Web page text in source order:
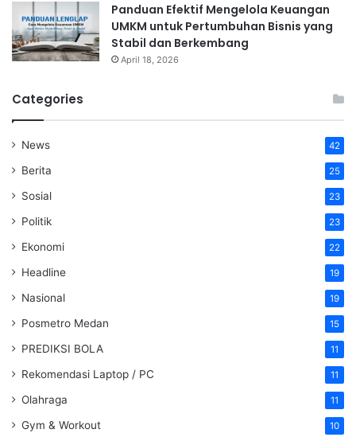
Panduan Efektif Mengelola Keuangan
UMKM untuk Pertumbuhan Bisnis yang
Stabil dan Berkembang
April 18, 2026
Categories
News 42
Berita 25
Sosial 23
Politik 23
Ekonomi 22
Headline 19
Nasional 19
Posmetro Medan 15
PREDIKSI BOLA 11
Rekomendasi Laptop / PC 11
Olahraga 11
Gym & Workout 10